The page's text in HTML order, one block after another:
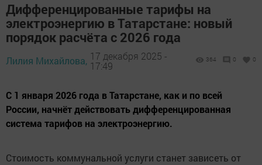
Дифференцированные тарифы на
электроэнергию в Татарстане: новый
порядок расчёта с 2026 года
Лилия Михайлова, 17 декабря 2025 -
17:49
364 0 0
С 1 января 2026 года в Татарстане, как и по всей
России, начнёт действовать дифференцированная
система тарифов на электроэнергию.
Стоимость коммунальной услуги станет зависеть от